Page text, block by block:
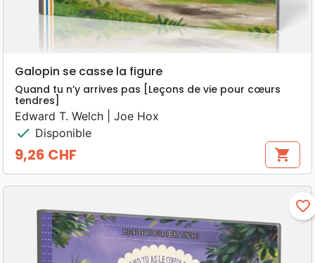
Galopin se casse la figure
Quand tu n’y arrives pas [Leçons de vie pour cœurs
tendres]
Edward T. Welch | Joe Hox
check Disponible
Prix
9,26 CHF shopping_cart
favorite_border